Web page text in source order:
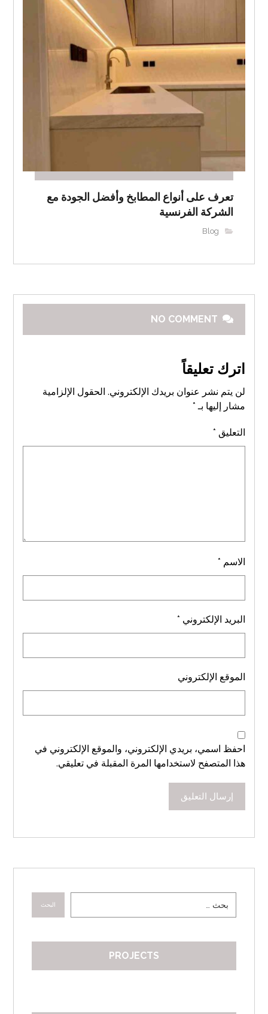
تعرف على أنواع المطابخ وأفضل الجودة مع
الشركة الفرنسية
Blog
NO COMMENT
اترك تعليقاً
لن يتم نشر عنوان بريدك الإلكتروني. الحقول الإلزامية
مشار إليها بـ *
التعليق *
الاسم *
البريد الإلكتروني *
الموقع الإلكتروني
احفظ اسمي، بريدي الإلكتروني، والموقع الإلكتروني في
هذا المتصفح لاستخدامها المرة المقبلة في تعليقي.
إرسال التعليق
البحث
PROJECTS